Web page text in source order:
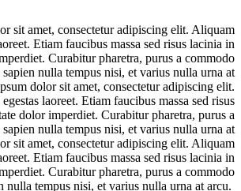
sit amet, consectetur adipiscing elit. Aliquam
Etiam faucibus massa sed risus lacinia in
Curabitur pharetra, purus a commodo
nulla tempus nisi, et varius nulla urna at
dolor sit amet, consectetur adipiscing elit.
laoreet. Etiam faucibus massa sed risus
dolor imperdiet. Curabitur pharetra, purus a
nulla tempus nisi, et varius nulla urna at
sit amet, consectetur adipiscing elit. Aliquam
Etiam faucibus massa sed risus lacinia in
Curabitur pharetra, purus a commodo
nulla tempus nisi, et varius nulla urna at arcu.